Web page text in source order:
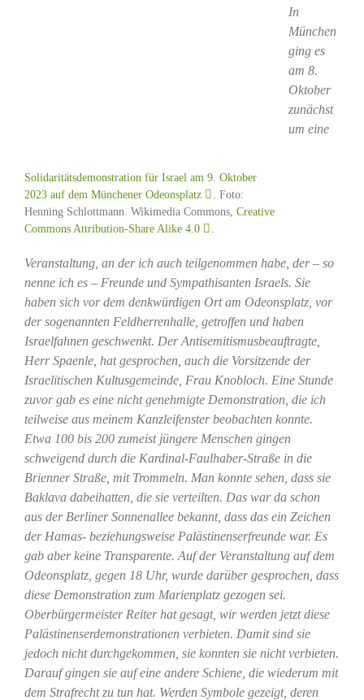
Solidaritätsdemonstration für Israel am 9. Oktober
2023 auf dem Münchener Odeonsplatz
. Foto:
Henning Schlottmann. Wikimedia Commons, Creative
Commons Attribution-Share Alike 4.0
In
München
ging es
am 8.
Oktober
zunächst
um eine
Veranstaltung, an der ich auch teilgenommen habe, der – so
nenne ich es – Freunde und Sympathisanten Israels. Sie
haben sich vor dem denkwürdigen Ort am Odeonsplatz, vor
der sogenannten Feldherrenhalle, getroffen und haben
Israelfahnen geschwenkt. Der Antisemitismusbeauftragte,
Herr Spaenle, hat gesprochen, auch die Vorsitzende der
Israelitischen Kultusgemeinde, Frau Knobloch. Eine Stunde
zuvor gab es eine nicht genehmigte Demonstration, die ich
teilweise aus meinem Kanzleifenster beobachten konnte.
Etwa 100 bis 200 zumeist jüngere Menschen gingen
schweigend durch die Kardinal-Faulhaber-Straße in die
Brienner Straße, mit Trommeln. Man konnte sehen, dass sie
Baklava dabeihatten, die sie verteilten. Das war da schon
aus der Berliner Sonnenallee bekannt, dass das ein Zeichen
der Hamas- beziehungsweise Palästinenserfreunde war. Es
gab aber keine Transparente. Auf der Veranstaltung auf dem
Odeonsplatz, gegen 18 Uhr, wurde darüber gesprochen, dass
diese Demonstration zum Marienplatz gezogen sei.
Oberbürgermeister Reiter hat gesagt, wir werden jetzt diese
Palästinenserdemonstrationen verbieten. Damit sind sie
jedoch nicht durchgekommen, sie konnten sie nicht verbieten.
Darauf gingen sie auf eine andere Schiene, die wiederum mit
dem Strafrecht zu tun hat. Werden Symbole gezeigt, deren